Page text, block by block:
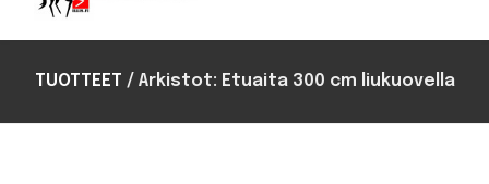
rakentamisen
ja
TUOTTEET / Arkistot: Etuaita 300 cm liukuovella